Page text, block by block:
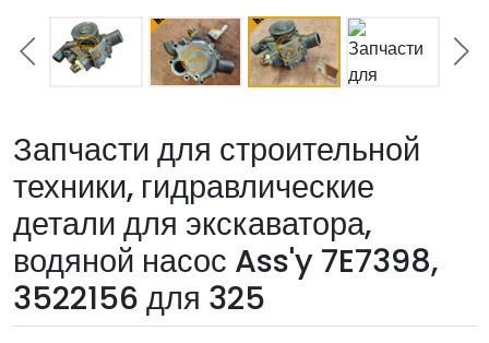
Запчасти для строительной
техники, гидравлические
детали для экскаватора,
водяной насос Ass'y 7E7398,
3522156 для 325